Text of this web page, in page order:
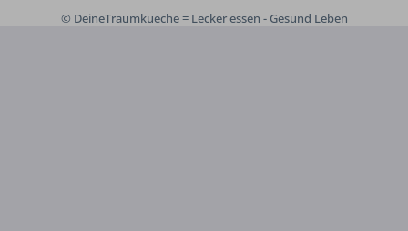
© DeineTraumkueche = Lecker essen - Gesund Leben